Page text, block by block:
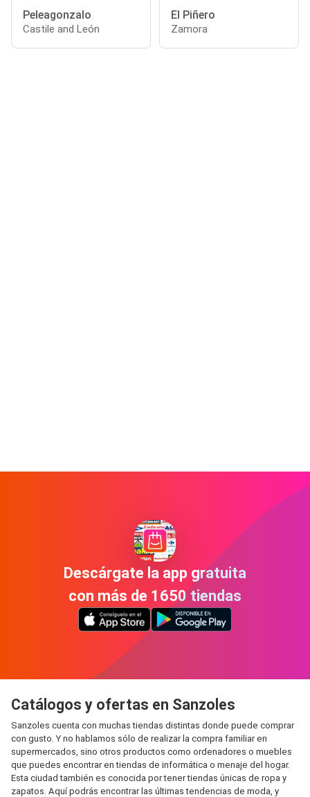
Peleagonzalo
Castile and León
El Piñero
Zamora
Descárgate la app gratuita
con más de 1650 tiendas
Catálogos y ofertas en Sanzoles
Sanzoles cuenta con muchas tiendas distintas donde puede comprar
con gusto. Y no hablamos sólo de realizar la compra familiar en
supermercados, sino otros productos como ordenadores o muebles
que puedes encontrar en tiendas de informática o menaje del hogar.
Esta ciudad también es conocida por tener tiendas únicas de ropa y
zapatos. Aquí podrás encontrar las últimas tendencias de moda, y